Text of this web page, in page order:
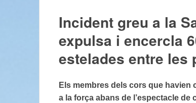
Incident greu a la
expulsa i encercla
estelades entre les
Els membres dels cors que havien
a la força abans de l’espectacle de